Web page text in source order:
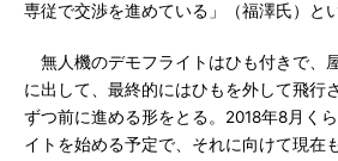
専従で交渉を進めている」（福澤氏）とい
無人機のデモフライトはひも付きで、
に出して、最終的にはひもを外して飛行
ずつ前に進める形をとる。2018年8月く
イトを始める予定で、それに向けて現在